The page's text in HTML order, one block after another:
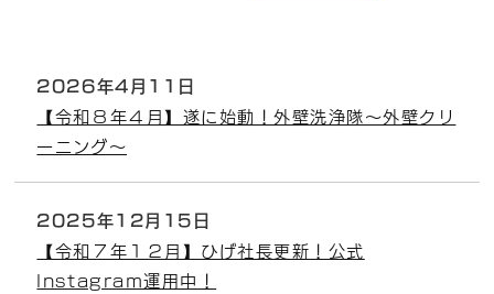
2026年4月11日
【令和８年４月】遂に始動！外壁洗浄隊～外壁クリ
ーニング～
2025年12月15日
【令和７年１２月】ひげ社長更新！公式
Instagram運用中！